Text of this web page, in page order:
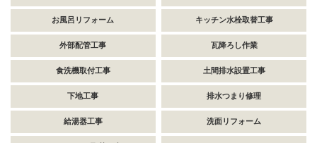
お風呂リフォーム キッチン水栓取替工事
外部配管工事 瓦降ろし作業
食洗機取付工事 土間排水設置工事
下地工事 排水つまり修理
給湯器工事 洗面リフォーム